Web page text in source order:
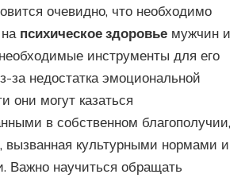
очевидно, что необходимо
психическое здоровье мужчин и
инструменты для его
за недостатка эмоциональной
они могут казаться
в собственном благополучии,
вызванная культурными нормами и
Важно научиться обращать